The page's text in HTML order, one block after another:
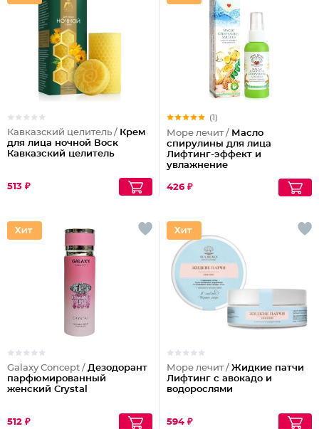
Кавказский целитель / Крем
для лица ночной Воск
Кавказский целитель
513 ₽
(1)
Море лечит / Масло
спирулины для лица
Лифтинг-эффект и
увлажнение
426 ₽
Galaxy Concept / Дезодорант
парфюмированный
женский Crystal
512 ₽
Море лечит / Жидкие патчи
Лифтинг с авокадо и
водорослями
594 ₽